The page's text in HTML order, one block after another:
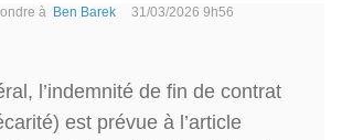
à Ben Barek 31/03/2026 9h56
l’indemnité de fin de contrat
est prévue à l’article